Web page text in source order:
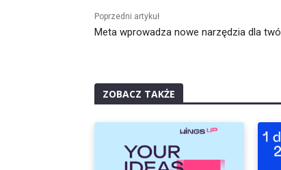
Poprzedni artykuł
Meta wprowadza nowe narzędzia dla
ZOBACZ TAKŻE